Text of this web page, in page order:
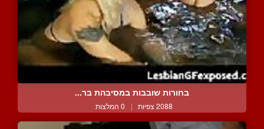
בחורות שובבות במסיבהת בר...
2088 צפיות | 0 המלצות